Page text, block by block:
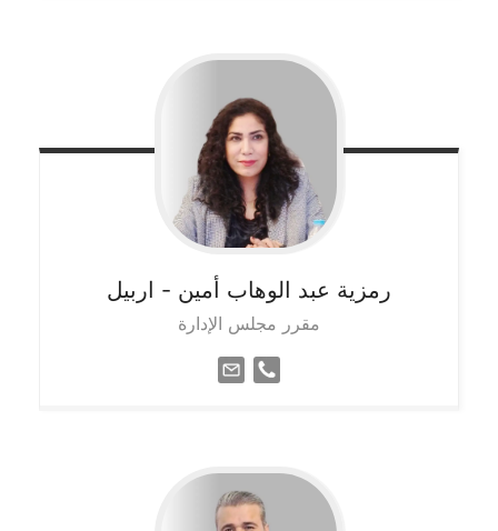
رمزية عبد الوهاب أمين - اربيل
مقرر مجلس الإدارة